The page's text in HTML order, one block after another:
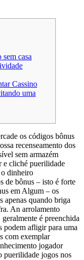
sem casa
Cassino
uma
os códigos bônus
recenseamento dos
sem armazém
e cliché puerilidade
dinheiro
de bônus – isto é forte
em Algum – os
apenas quando briga
An arrolamento
é preenchida
podem afligir para uma
com exemplar
jogador
puerilidade jogos nos